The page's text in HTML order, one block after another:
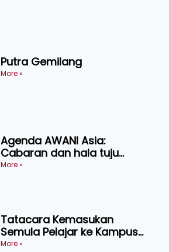
Putra Gemilang
More »
Agenda AWANI Asia:
Cabaran dan hala tuju
industri kenderaan elektrik
More »
Tatacara Kemasukan
Semula Pelajar ke Kampus
Semester Kedua Sesi
More »